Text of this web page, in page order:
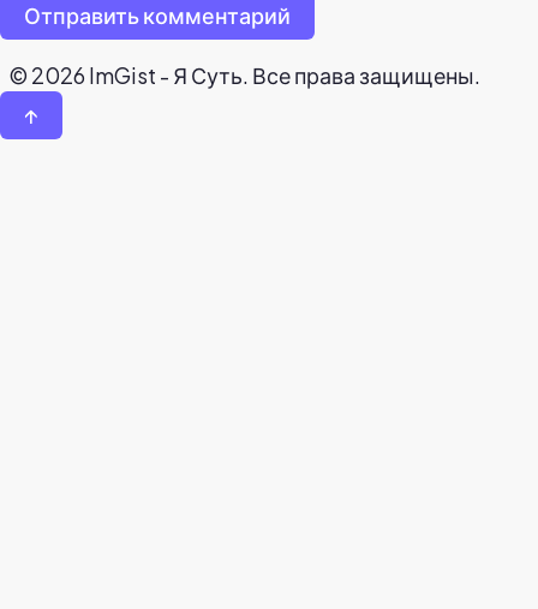
Отправить комментарий
© 2026 ImGist - Я Суть. Все права защищены.
↑